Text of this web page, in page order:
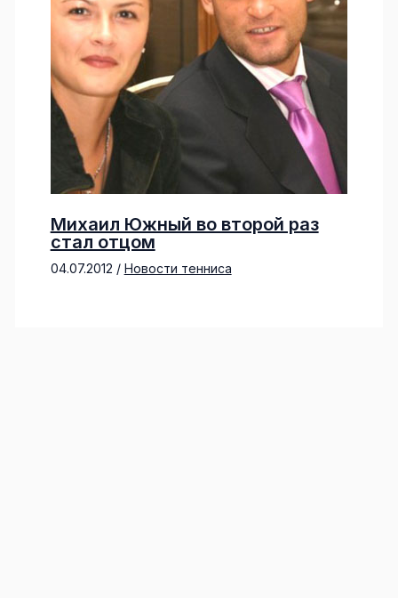
Михаил Южный во второй раз
стал отцом
04.07.2012 / Новости тенниса